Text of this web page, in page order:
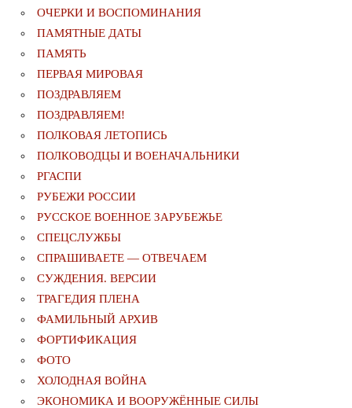
ОЧЕРКИ И ВОСПОМИНАНИЯ
ПАМЯТНЫЕ ДАТЫ
ПАМЯТЬ
ПЕРВАЯ МИРОВАЯ
ПОЗДРАВЛЯЕМ
ПОЗДРАВЛЯЕМ!
ПОЛКОВАЯ ЛЕТОПИСЬ
ПОЛКОВОДЦЫ И ВОЕНАЧАЛЬНИКИ
РГАСПИ
РУБЕЖИ РОССИИ
РУССКОЕ ВОЕННОЕ ЗАРУБЕЖЬЕ
СПЕЦСЛУЖБЫ
СПРАШИВАЕТЕ — ОТВЕЧАЕМ
СУЖДЕНИЯ. ВЕРСИИ
ТРАГЕДИЯ ПЛЕНА
ФАМИЛЬНЫЙ АРХИВ
ФОРТИФИКАЦИЯ
ФОТО
ХОЛОДНАЯ ВОЙНА
ЭКОНОМИКА И ВООРУЖЁННЫЕ СИЛЫ